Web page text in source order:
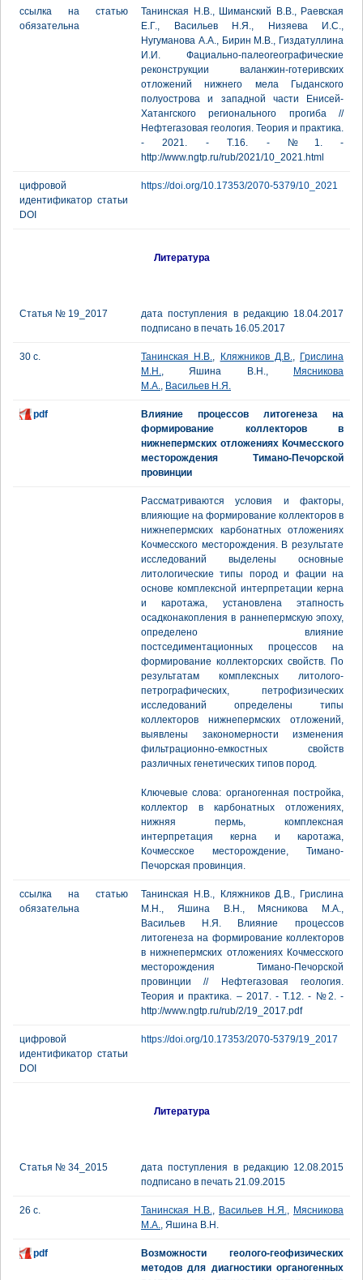
ссылка на статью
обязательна
Танинская Н.В., Шиманский В.В., Раевская
Е.Г., Васильев Н.Я., Низяева И.С.,
Нугуманова А.А., Бирин М.В., Гиздатуллина
И.И. Фациально-палеогеографические
реконструкции валанжин-готеривских
отложений нижнего мела Гыданского
полуострова и западной части Енисей-
Хатангского регионального прогиба //
Нефтегазовая геология. Теория и практика.
- 2021. - Т.16. - №1. -
http://www.ngtp.ru/rub/2021/10_2021.html
цифровой
идентификатор статьи
DOI
https://doi.org/10.17353/2070-5379/10_2021
Литература
Статья № 19_2017
дата поступления в редакцию 18.04.2017
подписано в печать 16.05.2017
30 с. Танинская Н.В., Кляжников Д.В., Грислина
М.Н., Яшина В.Н.,
Мясникова
М.А., Васильев Н.Я.
pdf
Влияние процессов литогенеза на
формирование коллекторов в
нижнепермских отложениях Кочмесского
месторождения Тимано-Печорской
провинции
Рассматриваются условия и факторы,
влияющие на формирование коллекторов в
нижнепермских карбонатных отложениях
Кочмесского месторождения. В результате
исследований выделены основные
литологические типы пород и фации на
основе комплексной интерпретации керна
и каротажа, установлена этапность
осадконакопления в раннепермскую эпоху,
определено влияние
постседиментационных процессов на
формирование коллекторских свойств. По
результатам комплексных литолого-
петрографических, петрофизических
исследований определены типы
коллекторов нижнепермских отложений,
выявлены закономерности изменения
фильтрационно-емкостных свойств
различных генетических типов пород.
Ключевые слова: органогенная постройка,
коллектор в карбонатных отложениях,
нижняя пермь, комплексная
интерпретация керна и каротажа,
Кочмесское месторождение, Тимано-
Печорская провинция.
ссылка на статью
обязательна
Танинская Н.В., Кляжников Д.В., Грислина
М.Н., Яшина В.Н., Мясникова М.А.,
Васильев Н.Я. Влияние процессов
литогенеза на формирование коллекторов
в нижнепермских отложениях Кочмесского
месторождения Тимано-Печорской
провинции // Нефтегазовая геология.
Теория и практика. – 2017. - Т.12. - №2. -
http://www.ngtp.ru/rub/2/19_2017.pdf
цифровой
идентификатор статьи
DOI
https://doi.org/10.17353/2070-5379/19_2017
Литература
Статья № 34_2015
дата поступления в редакцию 12.08.2015
подписано в печать 21.09.2015
26 с. Танинская Н.В., Васильев Н.Я., Мясникова
М.А., Яшина В.Н.
pdf
Возможности геолого-геофизических
методов для диагностики органогенных